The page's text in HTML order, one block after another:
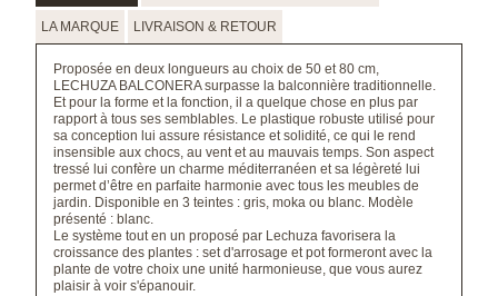
LA MARQUE LIVRAISON & RETOUR
Proposée en deux longueurs au choix de 50 et 80 cm,
LECHUZA BALCONERA surpasse la balconnière traditionnelle.
Et pour la forme et la fonction, il a quelque chose en plus par
rapport à tous ses semblables. Le plastique robuste utilisé pour
sa conception lui assure résistance et solidité, ce qui le rend
insensible aux chocs, au vent et au mauvais temps. Son aspect
tressé lui confère un charme méditerranéen et sa légèreté lui
permet d’être en parfaite harmonie avec tous les meubles de
jardin. Disponible en 3 teintes : gris, moka ou blanc. Modèle
présenté : blanc.
Le système tout en un proposé par Lechuza favorisera la
croissance des plantes : set d'arrosage et pot formeront avec la
plante de votre choix une unité harmonieuse, que vous aurez
plaisir à voir s'épanouir.